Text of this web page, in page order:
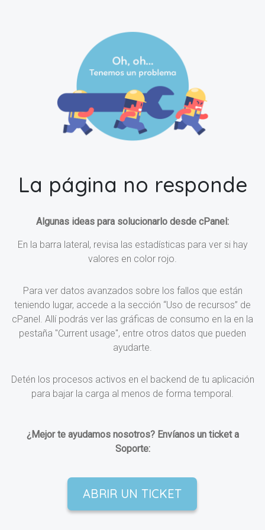
La página no responde
Algunas ideas para solucionarlo desde cPanel:
En la barra lateral, revisa las estadísticas para ver si hay
valores en color rojo.
Para ver datos avanzados sobre los fallos que están
teniendo lugar, accede a la sección “Uso de recursos” de
cPanel. Allí podrás ver las gráficas de consumo en la en la
pestaña "Current usage", entre otros datos que pueden
ayudarte.
Detén los procesos activos en el backend de tu aplicación
para bajar la carga al menos de forma temporal.
¿Mejor te ayudamos nosotros? Envíanos un ticket a
Soporte:
ABRIR UN TICKET